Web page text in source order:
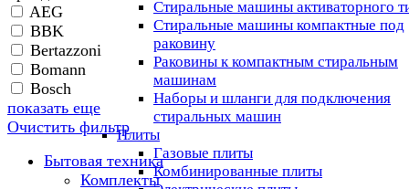
Стиральные машины активаторного
Стиральные машины компактные под
раковину
Раковины к компактным стиральным
машинам
Наборы и шланги для подключения
стиральных машин
Плиты
Газовые плиты
Комбинированные плиты
AEG
BBK
Bertazzoni
Bomann
Bosch
показать еще
Очистить фильтр
Бытовая техника
Комплекты